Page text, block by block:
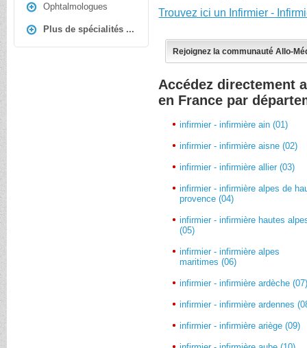
Ophtalmologues
Plus de spécialités ...
Trouvez ici un Infirmier -
Rejoignez la communauté Allo-
Accédez directement
en France par
infirmier - infirmière ain (01)
infirmier - infirmière aisne (02)
infirmier - infirmière allier (03)
infirmier - infirmière alpes de
provence (04)
infirmier - infirmière hautes
(05)
infirmier - infirmière alpes
maritimes (06)
infirmier - infirmière ardèche
infirmier - infirmière ardennes
infirmier - infirmière ariège (09)